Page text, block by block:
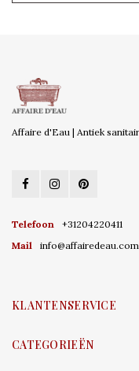
Affaire d'Eau | Antiek
Telefoon
+31204220411
Mail
info@affairedeau.com
KLANTENSERVICE
CATEGORIEËN